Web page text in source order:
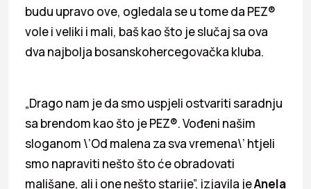
budu upravo ove, ogledala se u tome da PEZ®
vole i veliki i mali, baš kao što je slučaj sa ova
dva najbolja bosanskohercegovačka kluba.
„Drago nam je da smo uspjeli ostvariti saradnju
sa brendom kao što je PEZ®. Vođeni našim
sloganom \’Od malena za sva vremena\’ htjeli
smo napraviti nešto što će obradovati
mališane, ali i one nešto starije”, izjavila jeAnela